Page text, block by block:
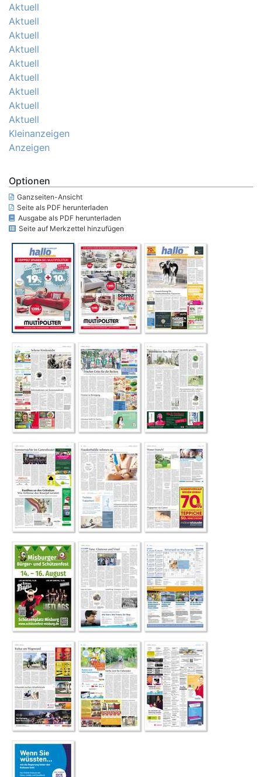
Aktuell
Aktuell
Aktuell
Aktuell
Aktuell
Aktuell
Aktuell
Aktuell
Aktuell
Kleinanzeigen
Anzeigen
Optionen
Ganzseiten-Ansicht
Seite als PDF herunterladen
Ausgabe als PDF herunterladen
Seite auf Merkzettel hinzufügen